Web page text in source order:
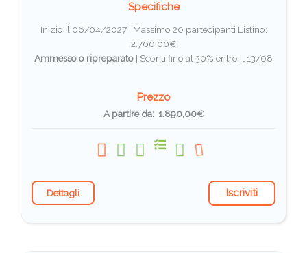
Specifiche
Inizio il 06/04/2027 I Massimo 20 partecipanti Listino:
2.700,00€
Ammesso o ripreparato | Sconti fino al 30% entro il 13/08
Prezzo
A partire da: 1.890,00€
Dettagli Iscriviti